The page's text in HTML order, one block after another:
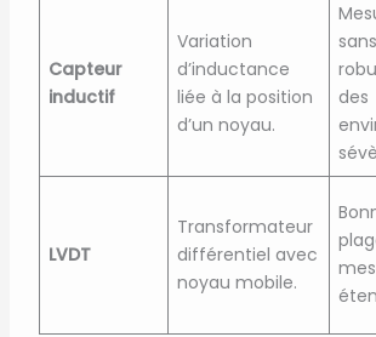
Capteur
inductif
Variation
d’inductance
liée à la position
d’un noyau.
des
LVDT
Transformateur
différentiel avec
noyau mobile.